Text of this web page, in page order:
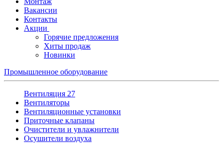
Вакансии
Контакты
Акции
Горячие предложения
Хиты продаж
Новинки
Промышленное оборудование
Вентиляция 27
Вентиляторы
Вентиляционные установки
Приточные клапаны
Очистители и увлажнители
Осушители воздуха